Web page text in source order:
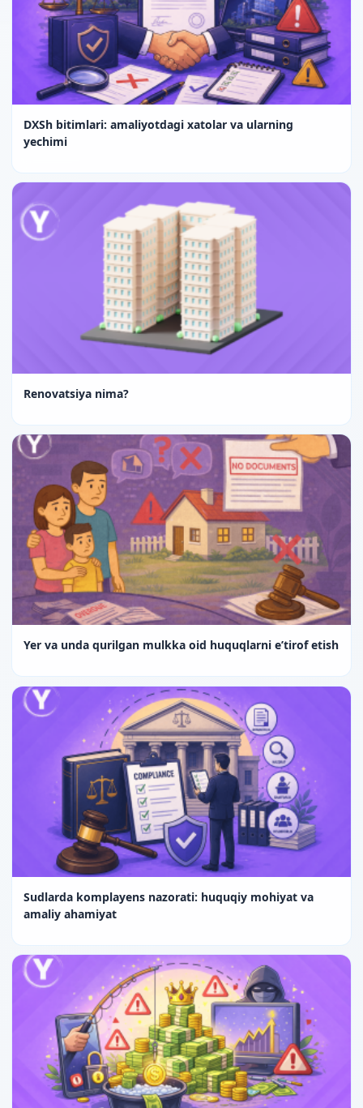
DXSh bitimlari: amaliyotdagi xatolar va ularning
yechimi
Renovatsiya nima?
Yer va unda qurilgan mulkka oid huquqlarni e’tirof etish
Sudlarda komplayens nazorati: huquqiy mohiyat va
amaliy ahamiyat